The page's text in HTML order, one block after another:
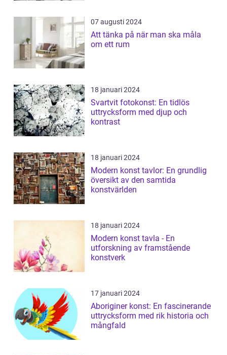
07 augusti 2024
Att tänka på när man ska måla
om ett rum
18 januari 2024
Svartvit fotokonst: En tidlös
uttrycksform med djup och
kontrast
18 januari 2024
Modern konst tavlor: En grundlig
översikt av den samtida
konstvärlden
18 januari 2024
Modern konst tavla - En
utforskning av framstående
konstverk
17 januari 2024
Aboriginer konst: En fascinerande
uttrycksform med rik historia och
mångfald